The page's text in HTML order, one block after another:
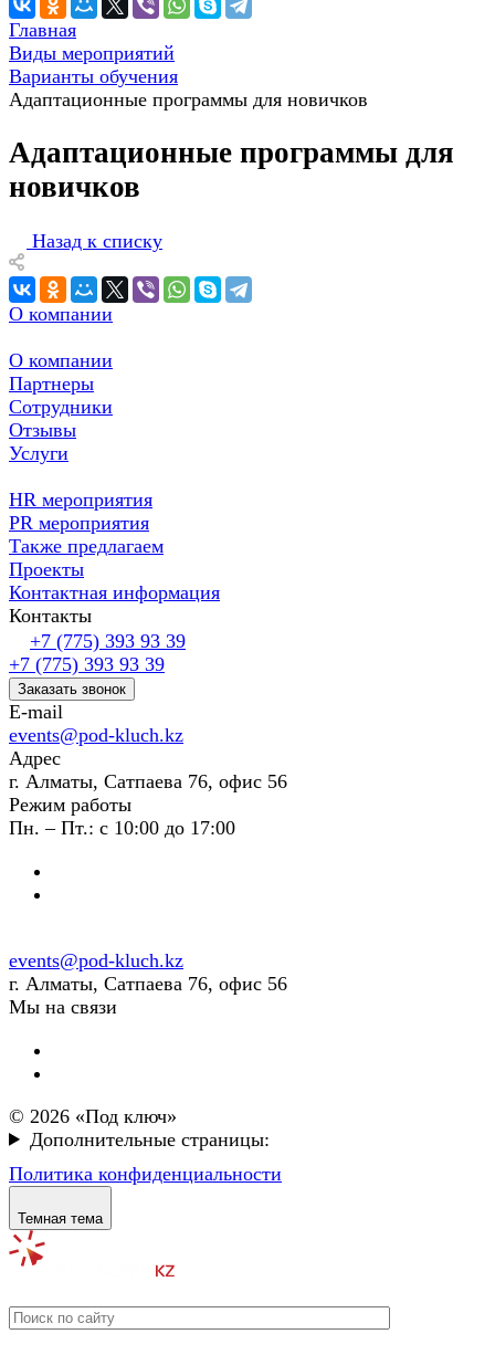
Главная
Виды мероприятий
Варианты обучения
Адаптационные программы для новичков
Адаптационные программы для
новичков
Назад к списку
О компании
О компании
Партнеры
Сотрудники
Отзывы
Услуги
HR мероприятия
PR мероприятия
Также предлагаем
Проекты
Контактная информация
Контакты
+7 (775) 393 93 39
+7 (775) 393 93 39
Заказать звонок
E-mail
events@pod-kluch.kz
Адрес
г. Алматы, Сатпаева 76, офис 56
Режим работы
Пн. – Пт.: с 10:00 до 17:00
events@pod-kluch.kz
г. Алматы, Сатпаева 76, офис 56
Мы на связи
© 2026 «Под ключ»
Дополнительные страницы:
Политика конфиденциальности
Темная тема